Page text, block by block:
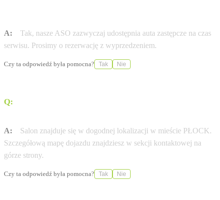
A:
Tak, nasze ASO zazwyczaj udostępnia auta zastępcze na czas
serwisu. Prosimy o rezerwację z wyprzedzeniem.
Czy ta odpowiedź była pomocna? Tak Nie
Q:
A:
Salon znajduje się w dogodnej lokalizacji w mieście PŁOCK.
Szczegółową mapę dojazdu znajdziesz w sekcji kontaktowej na
górze strony.
Czy ta odpowiedź była pomocna? Tak Nie